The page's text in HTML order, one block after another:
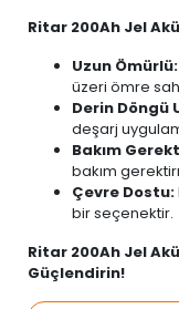
Ritar 200Ah Jel
Uzun Ömürlü:
üzeri ömre
Derin Döngü
deşarj
Bakım
bakım
Çevre Dostu:
bir seçenektir.
Ritar 200Ah Jel
Güçlendirin!